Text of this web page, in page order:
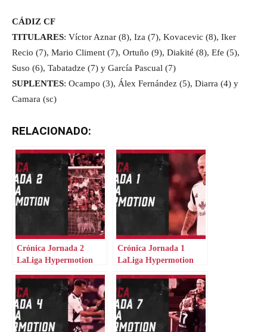
CÁDIZ CF
TITULARES: Víctor Aznar (8), Iza (7), Kovacevic (8), Iker
Recio (7), Mario Climent (7), Ortuño (9), Diakité (8), Efe (5),
Suso (6), Tabatadze (7) y García Pascual (7)
SUPLENTES: Ocampo (3), Álex Fernández (5), Diarra (4) y
Camara (sc)
RELACIONADO:
Crónica Jornada 2
LaLiga Hypermotion
Crónica Jornada 1
LaLiga Hypermotion